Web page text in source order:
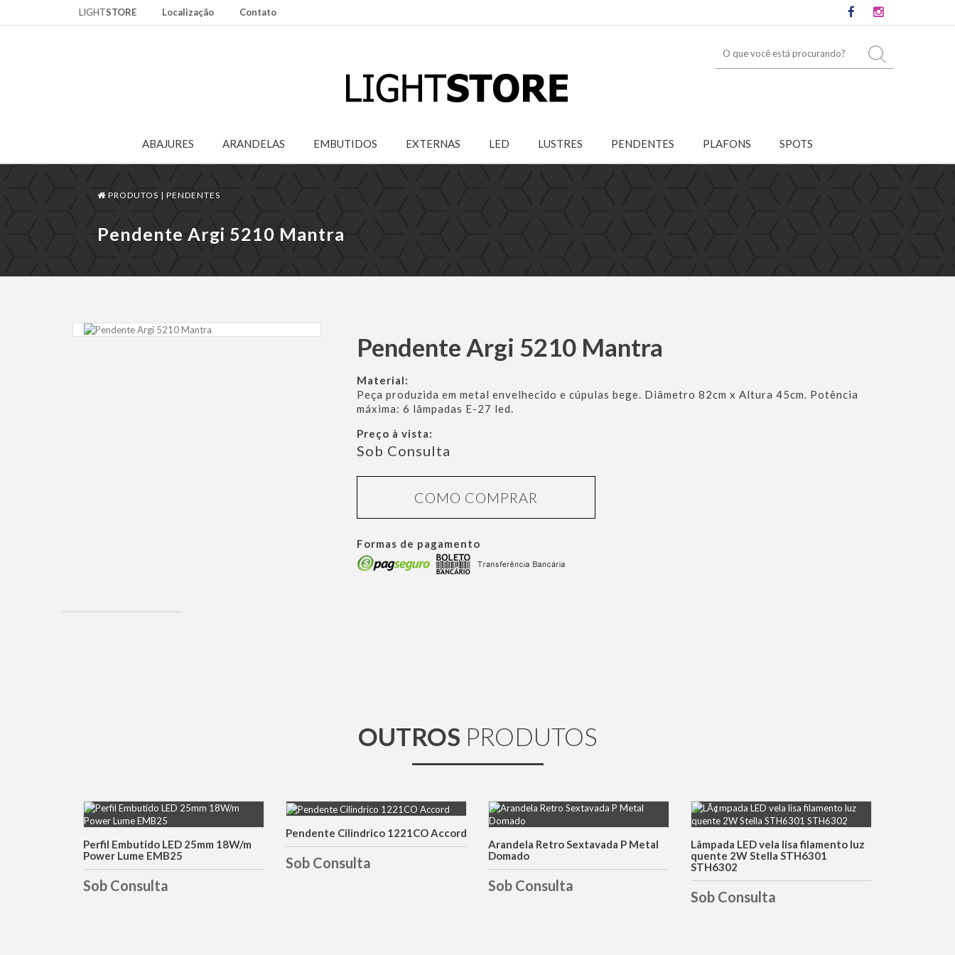
LIGHTSTORE Localização Contato
ABAJURES ARANDELAS EMBUTIDOS EXTERNAS LED LUSTRES PENDENTES PLAFONS SPOTS
PRODUTOS | PENDENTES
Pendente Argi 5210 Mantra
Pendente Argi 5210 Mantra
Material:
Peça produzida em metal envelhecido e cúpulas bege. Diâmetro 82cm x Altura 45cm. Potência
máxima: 6 lâmpadas E-27 led.
Preço à vista:
Sob Consulta
COMO COMPRAR
Formas de pagamento
OUTROS PRODUTOS
DETALHES
Perfil Embutido LED 25mm 18W/m
Power Lume EMB25
Sob Consulta
DETALHES
Pendente Cilindrico 1221CO Accord
Sob Consulta
DETALHES
Arandela Retro Sextavada P Metal
Domado
Sob Consulta
DETALHES
Lâmpada LED vela lisa filamento luz
quente 2W Stella STH6301
STH6302
Sob Consulta